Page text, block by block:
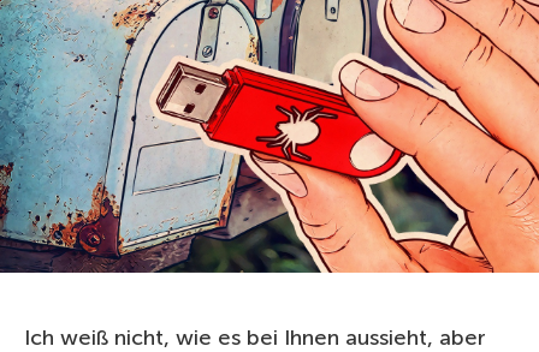
Ich weiß nicht, wie es bei Ihnen aussieht, aber